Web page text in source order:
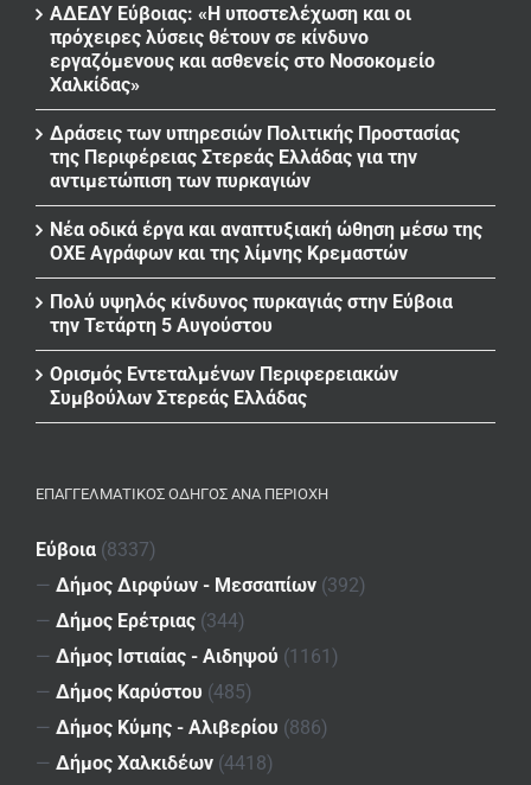
ΑΔΕΔΥ Εύβοιας: «Η υποστελέχωση και οι
πρόχειρες λύσεις θέτουν σε κίνδυνο
εργαζόμενους και ασθενείς στο Νοσοκομείο
Χαλκίδας»
Δράσεις των υπηρεσιών Πολιτικής Προστασίας
της Περιφέρειας Στερεάς Ελλάδας για την
αντιμετώπιση των πυρκαγιών
Νέα οδικά έργα και αναπτυξιακή ώθηση μέσω της
ΟΧΕ Αγράφων και της λίμνης Κρεμαστών
Πολύ υψηλός κίνδυνος πυρκαγιάς στην Εύβοια
την Τετάρτη 5 Αυγούστου
Ορισμός Εντεταλμένων Περιφερειακών
Συμβούλων Στερεάς Ελλάδας
ΕΠΑΓΓΕΛΜΑΤΙΚΌΣ ΟΔΗΓΌΣ ΑΝΆ ΠΕΡΙΟΧΉ
Εύβοια (8337)
— Δήμος Διρφύων - Μεσσαπίων (392)
— Δήμος Ερέτριας (344)
— Δήμος Ιστιαίας - Αιδηψού (1161)
— Δήμος Καρύστου (485)
— Δήμος Κύμης - Αλιβερίου (886)
— Δήμος Χαλκιδέων (4418)